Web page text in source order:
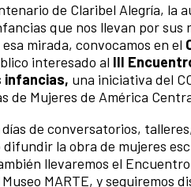
de Claribel Alegría,
que nos llevan por
mirada, convocamos en el
interesado al III
infancias, una iniciativa del
Mujeres de América
de conversatorios,
la obra de mujeres
llevaremos el
Museo MARTE, y